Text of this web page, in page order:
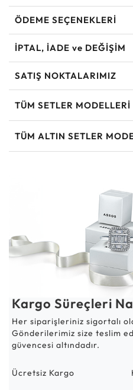
ÖDEME SEÇENEKLERİ
İPTAL, İADE ve DEĞİŞİM
SATIŞ NOKTALARIMIZ
TÜM SETLER MODELLERI
TÜM ALTIN SETLER
Kargo Süreçleri
Her siparişleriniz sigortalı
Gönderilerimiz size teslim
güvencesi altındadır.
Ücretsiz Kargo